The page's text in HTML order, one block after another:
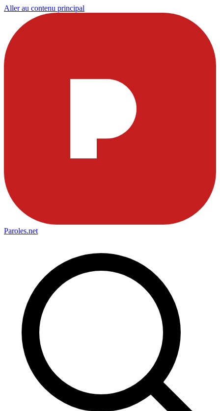
Aller au contenu principal
Paroles.net